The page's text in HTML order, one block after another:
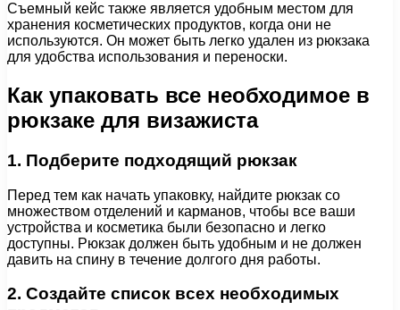
Съемный кейс также является удобным местом для
хранения косметических продуктов, когда они не
используются. Он может быть легко удален из рюкзака
для удобства использования и переноски.
Как упаковать все необходимое в
рюкзаке для визажиста
1. Подберите подходящий рюкзак
Перед тем как начать упаковку, найдите рюкзак со
множеством отделений и карманов, чтобы все ваши
устройства и косметика были безопасно и легко
доступны. Рюкзак должен быть удобным и не должен
давить на спину в течение долгого дня работы.
2. Создайте список всех необходимых